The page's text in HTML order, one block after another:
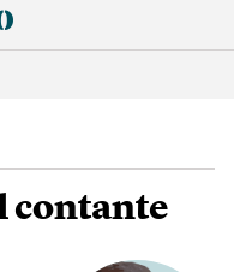
contante